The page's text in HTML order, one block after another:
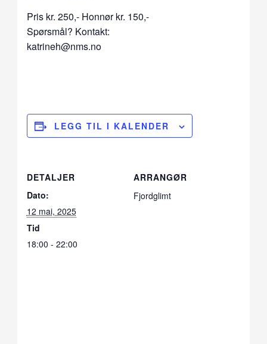
Pris kr. 250,- Honnør kr. 150,-
Spørsmål? Kontakt:
katrineh@nms.no
LEGG TIL I KALENDER
DETALJER
Dato:
12 mai, 2025
Tid
18:00 - 22:00
ARRANGØR
Fjordglimt